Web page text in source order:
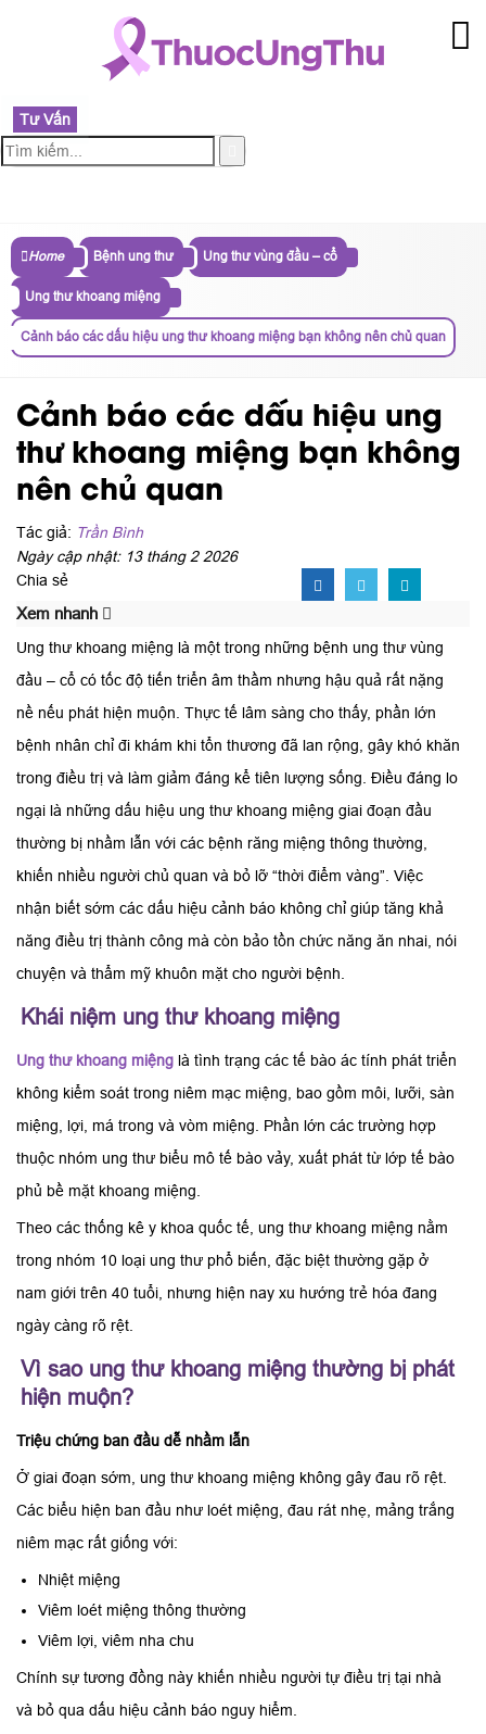
Tư Vấn
Home Bệnh ung thư Ung thư vùng đầu – cổ
Ung thư khoang miệng
Cảnh báo các dấu hiệu ung thư khoang miệng bạn không nên chủ quan
Cảnh báo các dấu hiệu ung
thư khoang miệng bạn không
nên chủ quan
Tác giả: Trần Bình
Ngày cập nhật: 13 tháng 2 2026
Chia sẻ
Xem nhanh
Ung thư khoang miệng là một trong những bệnh ung thư vùng
đầu – cổ có tốc độ tiến triển âm thầm nhưng hậu quả rất nặng
nề nếu phát hiện muộn. Thực tế lâm sàng cho thấy, phần lớn
bệnh nhân chỉ đi khám khi tổn thương đã lan rộng, gây khó khăn
trong điều trị và làm giảm đáng kể tiên lượng sống. Điều đáng lo
ngại là những dấu hiệu ung thư khoang miệng giai đoạn đầu
thường bị nhầm lẫn với các bệnh răng miệng thông thường,
khiến nhiều người chủ quan và bỏ lỡ “thời điểm vàng”. Việc
nhận biết sớm các dấu hiệu cảnh báo không chỉ giúp tăng khả
năng điều trị thành công mà còn bảo tồn chức năng ăn nhai, nói
chuyện và thẩm mỹ khuôn mặt cho người bệnh.
Khái niệm ung thư khoang miệng
Ung thư khoang miệng là tình trạng các tế bào ác tính phát triển
không kiểm soát trong niêm mạc miệng, bao gồm môi, lưỡi, sàn
miệng, lợi, má trong và vòm miệng. Phần lớn các trường hợp
thuộc nhóm ung thư biểu mô tế bào vảy, xuất phát từ lớp tế bào
phủ bề mặt khoang miệng.
Theo các thống kê y khoa quốc tế, ung thư khoang miệng nằm
trong nhóm 10 loại ung thư phổ biến, đặc biệt thường gặp ở
nam giới trên 40 tuổi, nhưng hiện nay xu hướng trẻ hóa đang
ngày càng rõ rệt.
Vì sao ung thư khoang miệng thường bị phát
hiện muộn?
Triệu chứng ban đầu dễ nhầm lẫn
Ở giai đoạn sớm, ung thư khoang miệng không gây đau rõ rệt.
Các biểu hiện ban đầu như loét miệng, đau rát nhẹ, mảng trắng
niêm mạc rất giống với:
Nhiệt miệng
Viêm loét miệng thông thường
Viêm lợi, viêm nha chu
Chính sự tương đồng này khiến nhiều người tự điều trị tại nhà
và bỏ qua dấu hiệu cảnh báo nguy hiểm.